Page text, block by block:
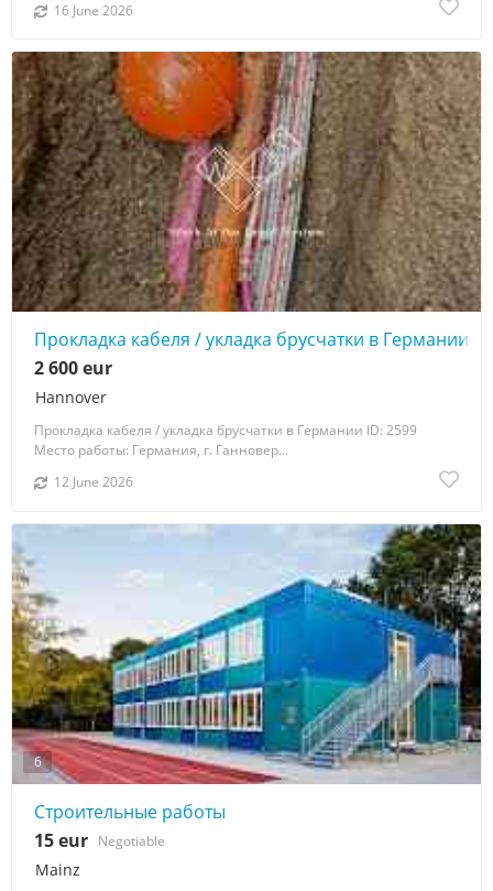
16 June 2026
Прокладка кабеля / укладка брусчатки в Германии
Hannover
2 600 eur
Прокладка кабеля / укладка брусчатки в Германии ID: 2599
Место работы: Германия, г. Ганновер...
12 June 2026
6
Строительные работы
Mainz
15 eur Negotiable